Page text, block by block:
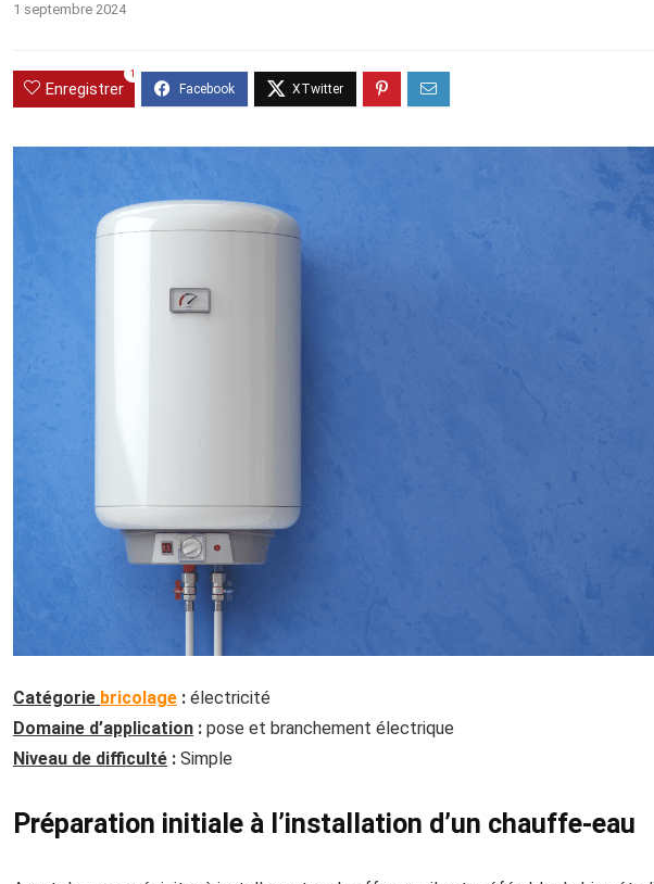
1 septembre 2024
Enregistrer
1
Catégorie bricolage : électricité
Domaine d’application : pose et branchement électrique
Niveau de difficulté : Simple
Préparation initiale à l’installation d’un chauffe-eau